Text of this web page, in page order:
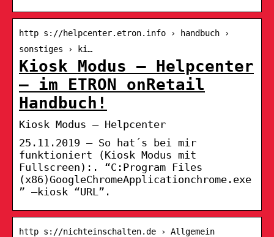
http s://helpcenter.etron.info › handbuch ›
sonstiges › ki…
Kiosk Modus – Helpcenter
– im ETRON onRetail
Handbuch!
Kiosk Modus – Helpcenter
25.11.2019 — So hat´s bei mir
funktioniert (Kiosk Modus mit
Fullscreen):. “C:Program Files
(x86)GoogleChromeApplicationchrome.exe
” –kiosk “URL”.
http s://nichteinschalten.de › Allgemein